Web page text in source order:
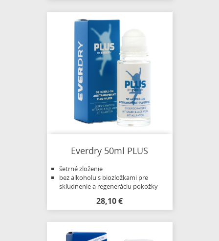
Everdry 50ml PLUS
šetrné zloženie
bez alkoholu s biozložkami pre
skľudnenie a regeneráciu pokožky
28,10 €